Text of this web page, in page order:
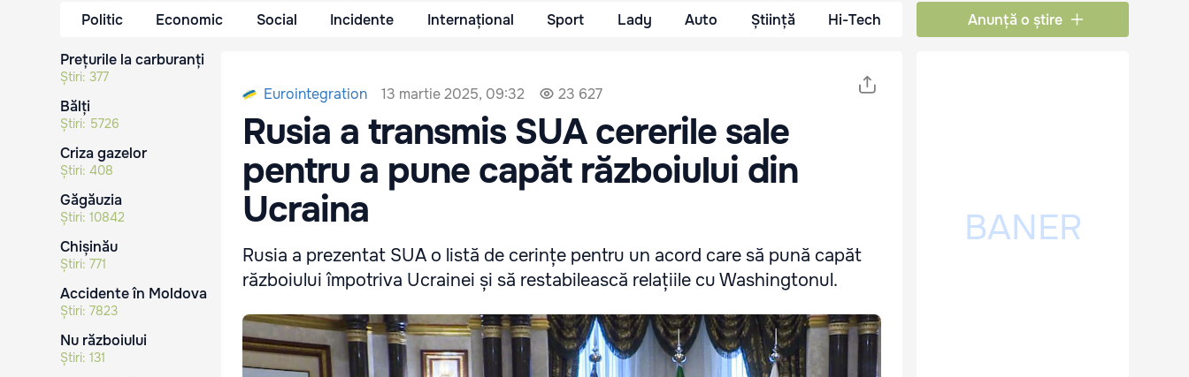
Politic Economic Social Incidente Internațional Sport Lady Auto Știință Hi-Tech Anunță o știre
Prețurile la carburanți
Știri: 377
Bălți
Știri: 5726
Criza gazelor
Știri: 408
Găgăuzia
Știri: 10842
Chișinău
Știri: 771
Accidente în Moldova
Știri: 7823
Nu războiului
Știri: 131
Eurointegration 13 martie 2025, 09:32 23 627
Rusia a transmis SUA cererile sale
pentru a pune capăt războiului din
Ucraina
Rusia a prezentat SUA o listă de cerințe pentru un acord care să pună capăt
războiului împotriva Ucrainei și să restabilească relațiile cu Washingtonul.